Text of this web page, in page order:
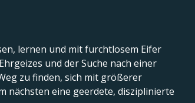
lernen und mit furchtlosem Eifer
und der Suche nach einer
zu finden, sich mit größerer
nächsten eine geerdete, disziplinierte